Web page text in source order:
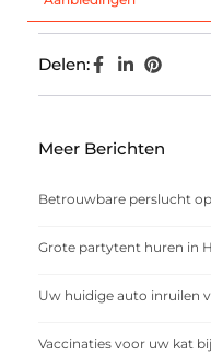
Delen:
Meer Berichten
Betrouwbare perslucht
Grote partytent huren in
Uw huidige auto inruilen
Vaccinaties voor uw kat